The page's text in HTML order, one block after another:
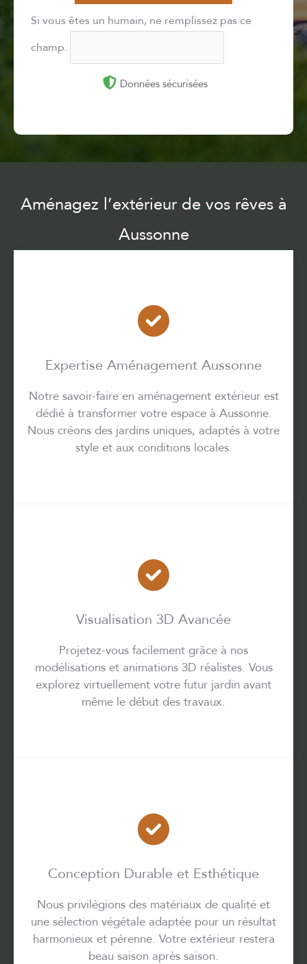
Si vous êtes un humain, ne remplissez pas ce
champ.
Données sécurisées
Aménagez l’extérieur de vos rêves à
Aussonne
Expertise Aménagement Aussonne
Notre savoir-faire en aménagement extérieur est
dédié à transformer votre espace à Aussonne.
Nous créons des jardins uniques, adaptés à votre
style et aux conditions locales.
Visualisation 3D Avancée
Projetez-vous facilement grâce à nos
modélisations et animations 3D réalistes. Vous
explorez virtuellement votre futur jardin avant
même le début des travaux.
Conception Durable et Esthétique
Nous privilégions des matériaux de qualité et
une sélection végétale adaptée pour un résultat
harmonieux et pérenne. Votre extérieur restera
beau saison après saison.